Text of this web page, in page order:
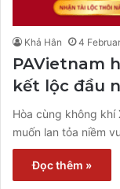
Khả Hân 4
PAVietnam
kết lộc đầu
Hòa cùng không khí
muốn lan tỏa niềm
Đọc thêm »